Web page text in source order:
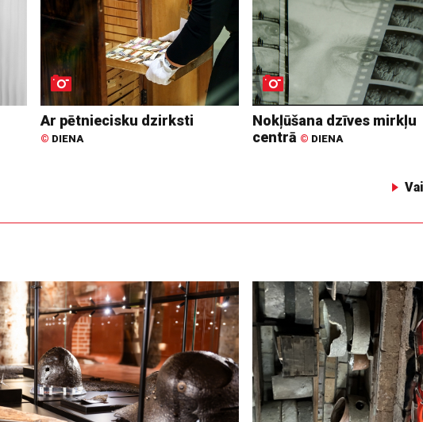
Ar pētniecisku dzirksti
© DIENA
Nokļūšana dzīves mirkļu
centrā © DIENA